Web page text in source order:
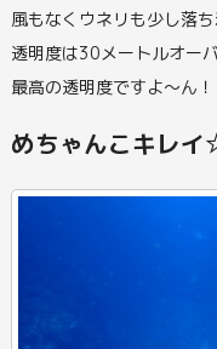
風もなくウネリも少し落ち
透明度は30メートルオー
最高の透明度ですよ～ん！
めちゃんこキレ